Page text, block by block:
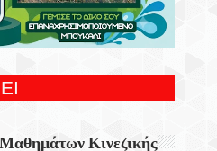
Ελλάδα
Με Τον Σωτήρη
Αλέξανδρο Κανακάκη
Κινεζικής